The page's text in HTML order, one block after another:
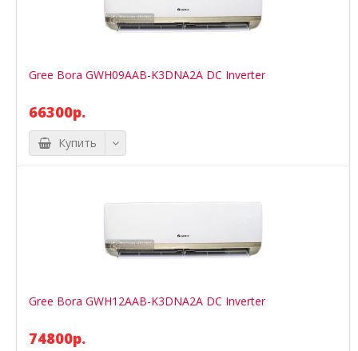
Gree Bora GWH09AAB-K3DNA2A DC Inverter
66300р.
Купить
Gree Bora GWH12AAB-K3DNA2A DC Inverter
74800р.